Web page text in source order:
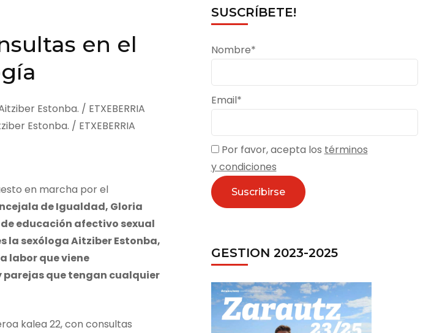
en el
Estonba. / ETXEBERRIA
en marcha por el
de Igualdad, Gloria
educación afectivo sexual
la sexóloga Aitziber Estonba,
labor que viene
que tengan cualquier
kalea 22, con consultas
SUSCRÍBETE!
Nombre*
Email*
Por favor, acepta los términos
y condiciones
GESTION 2023-2025